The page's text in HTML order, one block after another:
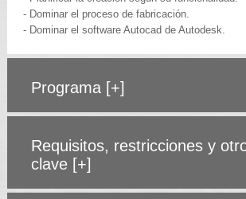
- Dominar el proceso de fabricación.
- Dominar el software Autocad de Autodesk.
Programa [+]
Requisitos, restricciones y
clave [+]